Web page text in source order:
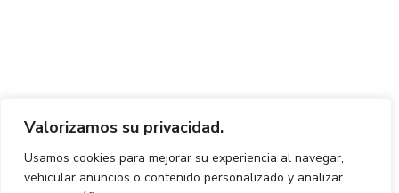
Valorizamos su privacidad.
Usamos cookies para mejorar su experiencia al navegar,
vehicular anuncios o contenido personalizado y analizar